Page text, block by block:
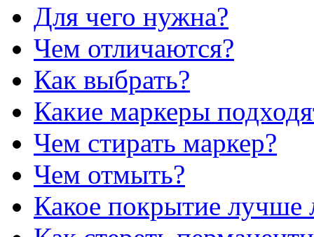
Для чего нужна?
Чем отличаются?
Как выбрать?
Какие маркеры
Чем стирать маркер?
Чем отмыть?
Какое покрытие лучше